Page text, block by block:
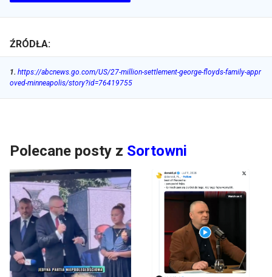
ŹRÓDŁA:
1. https://abcnews.go.com/US/27-million-settlement-george-floyds-family-appr
oved-minneapolis/story?id=76419755
Polecane posty z Sortowni